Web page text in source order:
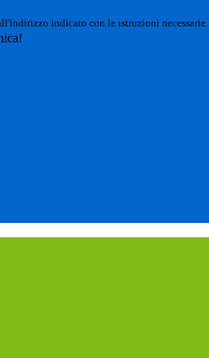
indicato con le istruzioni necessarie.